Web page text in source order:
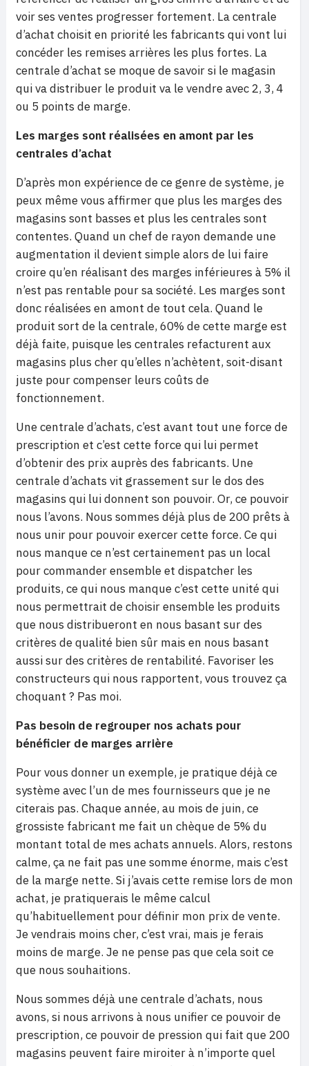
voir ses ventes progresser fortement. La centrale
d’achat choisit en priorité les fabricants qui vont lui
concéder les remises arrières les plus fortes. La
centrale d’achat se moque de savoir si le magasin
qui va distribuer le produit va le vendre avec 2, 3, 4
ou 5 points de marge.
Les marges sont réalisées en amont par les
centrales d’achat
D’après mon expérience de ce genre de système, je
peux même vous affirmer que plus les marges des
magasins sont basses et plus les centrales sont
contentes. Quand un chef de rayon demande une
augmentation il devient simple alors de lui faire
croire qu’en réalisant des marges inférieures à 5% il
n’est pas rentable pour sa société. Les marges sont
donc réalisées en amont de tout cela. Quand le
produit sort de la centrale, 60% de cette marge est
déjà faite, puisque les centrales refacturent aux
magasins plus cher qu’elles n’achètent, soit-disant
juste pour compenser leurs coûts de
fonctionnement.
Une centrale d’achats, c’est avant tout une force de
prescription et c’est cette force qui lui permet
d’obtenir des prix auprès des fabricants. Une
centrale d’achats vit grassement sur le dos des
magasins qui lui donnent son pouvoir. Or, ce pouvoir
nous l’avons. Nous sommes déjà plus de 200 prêts à
nous unir pour pouvoir exercer cette force. Ce qui
nous manque ce n’est certainement pas un local
pour commander ensemble et dispatcher les
produits, ce qui nous manque c’est cette unité qui
nous permettrait de choisir ensemble les produits
que nous distribueront en nous basant sur des
critères de qualité bien sûr mais en nous basant
aussi sur des critères de rentabilité. Favoriser les
constructeurs qui nous rapportent, vous trouvez ça
choquant ? Pas moi.
Pas besoin de regrouper nos achats pour
bénéficier de marges arrière
Pour vous donner un exemple, je pratique déjà ce
système avec l’un de mes fournisseurs que je ne
citerais pas. Chaque année, au mois de juin, ce
grossiste fabricant me fait un chèque de 5% du
montant total de mes achats annuels. Alors, restons
calme, ça ne fait pas une somme énorme, mais c’est
de la marge nette. Si j’avais cette remise lors de mon
achat, je pratiquerais le même calcul
qu’habituellement pour définir mon prix de vente.
Je vendrais moins cher, c’est vrai, mais je ferais
moins de marge. Je ne pense pas que cela soit ce
que nous souhaitions.
Nous sommes déjà une centrale d’achats, nous
avons, si nous arrivons à nous unifier ce pouvoir de
prescription, ce pouvoir de pression qui fait que 200
magasins peuvent faire miroiter à n’importe quel